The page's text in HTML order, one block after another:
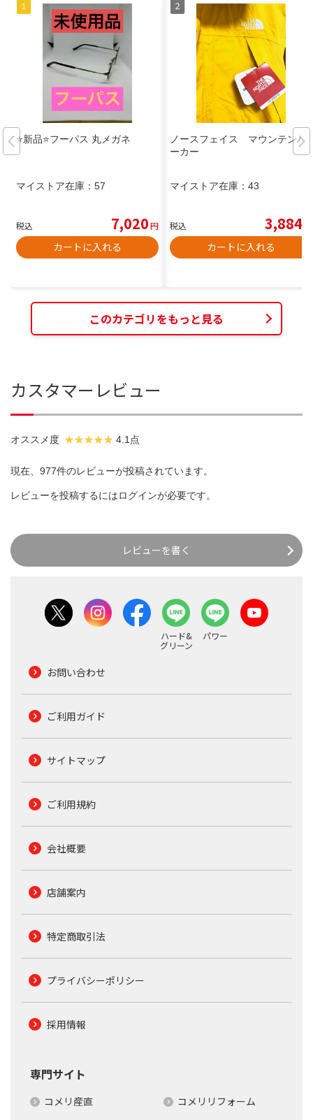
⭐️新品⭐️フーパス 丸メガネ
マイストア在庫： 57
税込 7,020円
カートに入れる
ノースフェイス マウンテンパ
ーカー
マイストア在庫： 43
税込 3,884
カートに入れる
このカテゴリをもっと見る
カスタマーレビュー
オススメ度 4.1点
現在、977件のレビューが投稿されています。
レビューを投稿するにはログインが必要です。
レビューを書く
ハード&
グリーン
パワー
お問い合わせ
ご利用ガイド
サイトマップ
ご利用規約
会社概要
店舗案内
特定商取引法
プライバシーポリシー
採用情報
専門サイト
コメリ産直 コメリリフォーム